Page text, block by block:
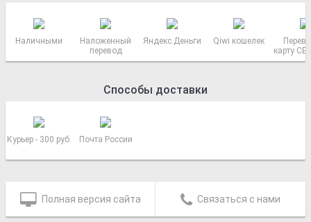
Наличными
Наложенный
перевод
Яндекс.Деньги Qiwi кошелек
карту
Способы доставки
Курьер - 300 руб. Почта России
Полная версия сайта Связаться с нами